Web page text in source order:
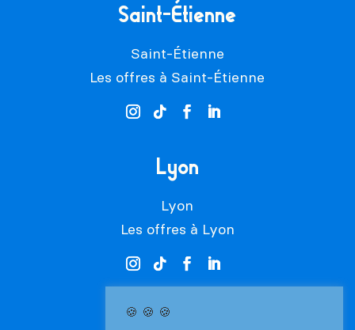
Saint-Étienne
Saint-Étienne
Les offres à Saint-Étienne
Lyon
Lyon
Les offres à Lyon
🍪 🍪 🍪